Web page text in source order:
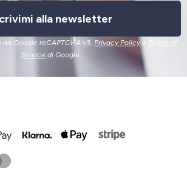
alla newsletter
Google reCAPTCHA v3, Privacy Policye Terms of
Service di Google.